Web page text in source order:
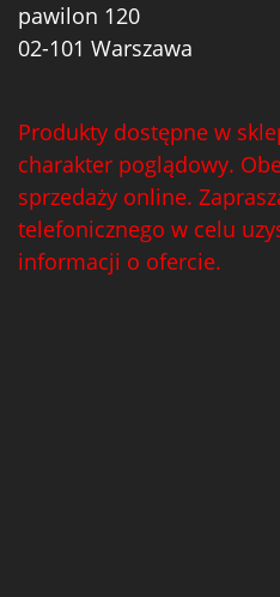
pawilon 120
02-101 Warszawa
Produkty dostępne w
charakter poglądowy.
sprzedaży online.
telefonicznego w celu
informacji o ofercie.